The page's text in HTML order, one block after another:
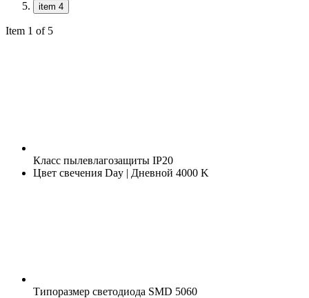
item 4
Item 1 of 5
Класс пылевлагозащиты IP20
Цвет свечения Day | Дневной 4000 K
Типоразмер светодиода SMD 5060